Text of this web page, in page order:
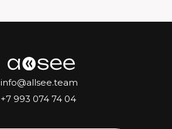
+7 993 074 74 04
info@allsee.team